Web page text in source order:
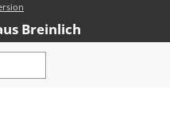
Breinlich